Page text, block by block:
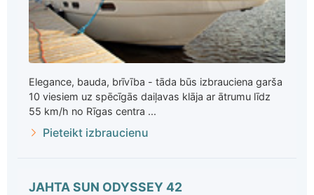
Elegance, bauda, brīvība - tāda būs izbrauciena garša
10 viesiem uz spēcīgās daiļavas klāja ar ātrumu līdz
55 km/h no Rīgas centra ...
Pieteikt izbraucienu
JAHTA SUN ODYSSEY 42